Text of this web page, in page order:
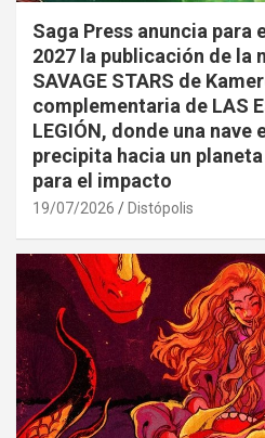
Saga Press anuncia para
2027 la publicación de la
SAVAGE STARS de
complementaria de LAS
LEGIÓN, donde una nave
precipita hacia un
para el impacto
19/07/2026 Distópolis